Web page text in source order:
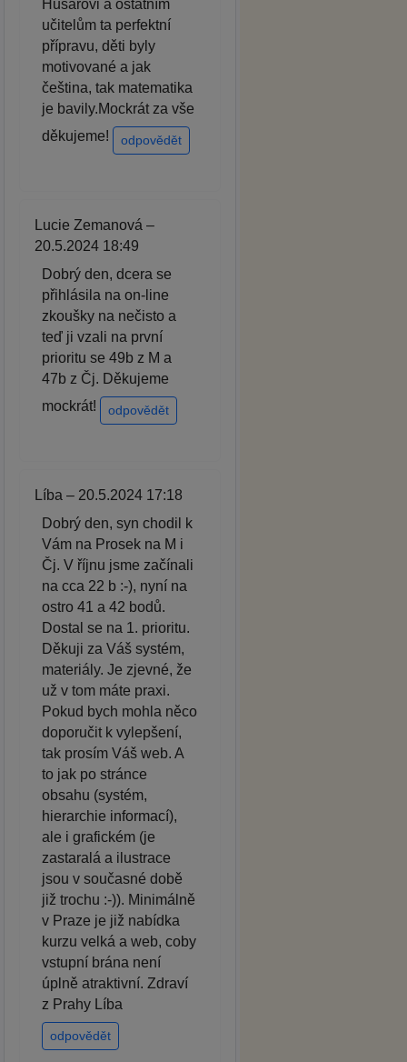
Husarovi a ostatním
učitelům ta perfektní
přípravu, děti byly
motivované a jak
čeština, tak matematika
je bavily.Mockrát za vše
děkujeme!
odpovědět
Lucie Zemanová –
20.5.2024 18:49
Dobrý den, dcera se
přihlásila na on-line
zkoušky na nečisto a
teď ji vzali na první
prioritu se 49b z M a
47b z Čj. Děkujeme
mockrát!
odpovědět
Líba – 20.5.2024 17:18
Dobrý den, syn chodil k
Vám na Prosek na M i
Čj. V říjnu jsme začínali
na cca 22 b :-), nyní na
ostro 41 a 42 bodů.
Dostal se na 1. prioritu.
Děkuji za Váš systém,
materiály. Je zjevné, že
už v tom máte praxi.
Pokud bych mohla něco
doporučit k vylepšení,
tak prosím Váš web. A
to jak po stránce
obsahu (systém,
hierarchie informací),
ale i grafickém (je
zastaralá a ilustrace
jsou v současné době
již trochu :-)). Minimálně
v Praze je již nabídka
kurzu velká a web, coby
vstupní brána není
úplně atraktivní. Zdraví
z Prahy Líba
odpovědět